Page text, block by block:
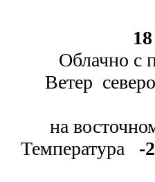
Облачно с
Ветер
на
Температура
-